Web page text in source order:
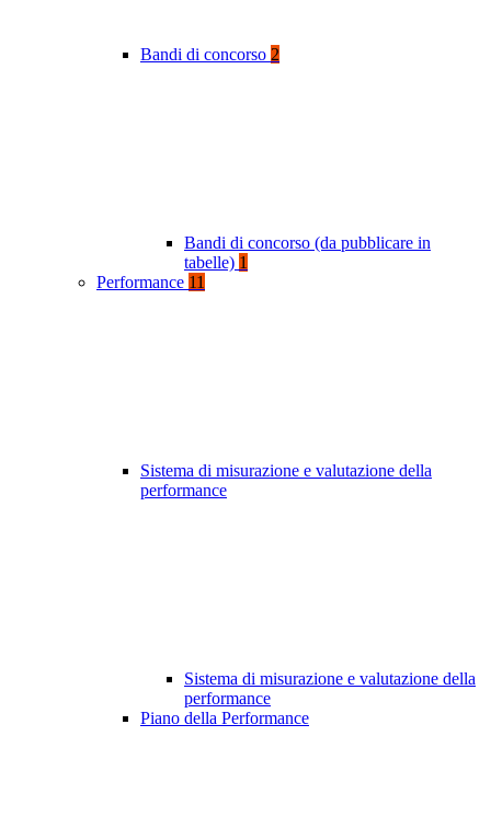
Bandi di concorso 2
Bandi di concorso (da pubblicare in
tabelle) 1
Performance 11
Sistema di misurazione e valutazione della
performance
Sistema di misurazione e valutazione della
performance
Piano della Performance